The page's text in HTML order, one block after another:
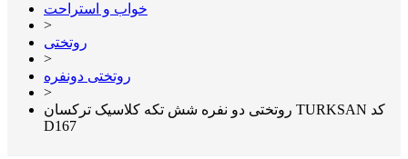
خواب و استراحت
>
روتختی
>
روتختی دونفره
>
روتختی دو نفره شش تکه کلاسیک ترکسان TURKSAN کد
D167